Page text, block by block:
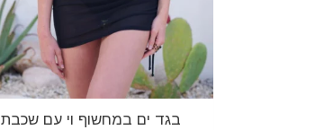
בגד ים במחשוף וי עם שכבת